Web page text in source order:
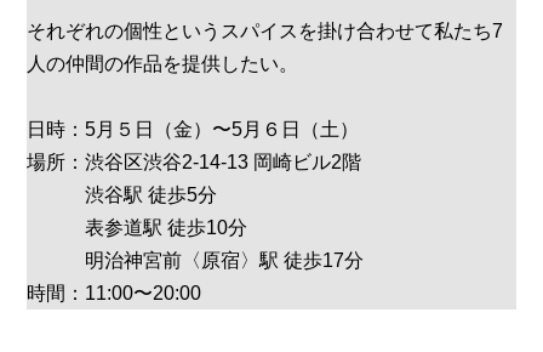
それぞれの個性というスパイスを掛け合わせて私たち7
人の仲間の作品を提供したい。
日時：5月５日（金）〜5月６日（土）
場所：渋谷区渋谷2-14-13 岡崎ビル2階
渋谷駅 徒歩5分
表参道駅 徒歩10分
明治神宮前〈原宿〉駅 徒歩17分
時間：11:00〜20:00